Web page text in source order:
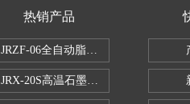
热销产品
JRZF-06全自动脂肪测定仪
JRX-20S高温石墨消煮炉